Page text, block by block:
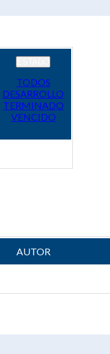
TODOS
DESARROLLO
TERMINADO
VENCIDO
AUTOR